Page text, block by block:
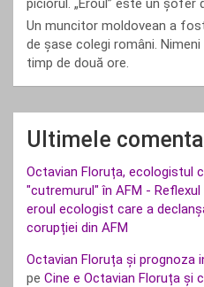
piciorul. „Eroul” este un șofer
Un muncitor moldovean a
de șase colegi români.
timp de două ore.
Ultimele
Octavian Floruța, ecologistul
"cutremurul" în AFM - Reflexul
eroul ecologist care a
corupției din AFM
Octavian Floruța și prognoza
pe Cine e Octavian Floruța și